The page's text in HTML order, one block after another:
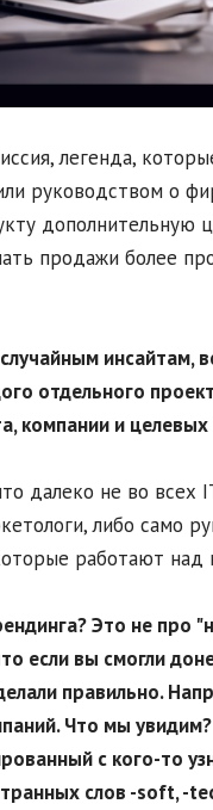
легенда,
руководством о
дополнительную
продажи более
инсайтам,
отдельного
компании и
далеко не во
либо само
работают над
Это не
если вы смогли
правильно.
Что мы
с кого-то
слов -soft, -